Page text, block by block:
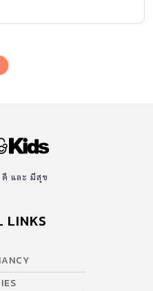
และ มีสุข
LINKS